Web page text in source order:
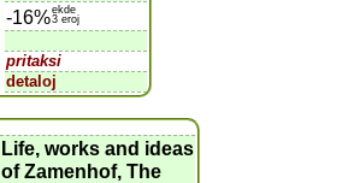
-16%ekde
3 eroj
pritaksi
detaloj
Life, works and ideas
of Zamenhof, The